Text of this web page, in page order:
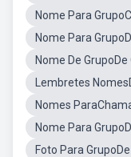
Nome Para
Nome Para
Nome De GrupoDe
Lembretes
Nomes
Nome Para
Foto Para